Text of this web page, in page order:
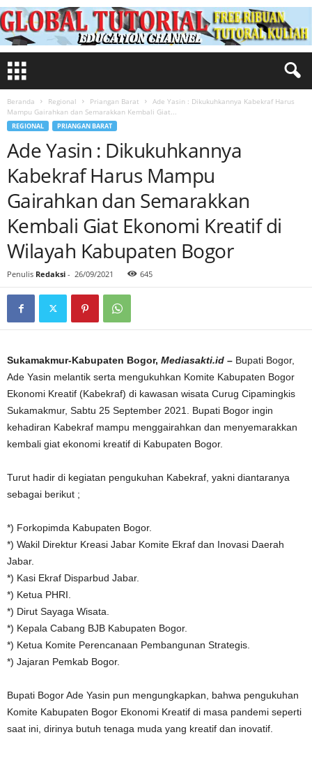
Beranda Regional Priangan Barat
Ade Yasin : Dikukuhkannya Kabekraf Harus
Mampu Gairahkan dan Semarakkan Kembali Giat...
REGIONAL PRIANGAN BARAT
Ade Yasin : Dikukuhkannya
Kabekraf Harus Mampu
Gairahkan dan Semarakkan
Kembali Giat Ekonomi Kreatif di
Wilayah Kabupaten Bogor
Penulis Redaksi - 26/09/2021 645
Sukamakmur-Kabupaten Bogor, Mediasakti.id – Bupati Bogor,
Ade Yasin melantik serta mengukuhkan Komite Kabupaten Bogor
Ekonomi Kreatif (Kabekraf) di kawasan wisata Curug Cipamingkis
Sukamakmur, Sabtu 25 September 2021. Bupati Bogor ingin
kehadiran Kabekraf mampu menggairahkan dan menyemarakkan
kembali giat ekonomi kreatif di Kabupaten Bogor.
Turut hadir di kegiatan pengukuhan Kabekraf, yakni diantaranya
sebagai berikut ;
*) Forkopimda Kabupaten Bogor.
*) Wakil Direktur Kreasi Jabar Komite Ekraf dan Inovasi Daerah
Jabar.
*) Kasi Ekraf Disparbud Jabar.
*) Ketua PHRI.
*) Dirut Sayaga Wisata.
*) Kepala Cabang BJB Kabupaten Bogor.
*) Ketua Komite Perencanaan Pembangunan Strategis.
*) Jajaran Pemkab Bogor.
Bupati Bogor Ade Yasin pun mengungkapkan, bahwa pengukuhan
Komite Kabupaten Bogor Ekonomi Kreatif di masa pandemi seperti
saat ini, dirinya butuh tenaga muda yang kreatif dan inovatif.